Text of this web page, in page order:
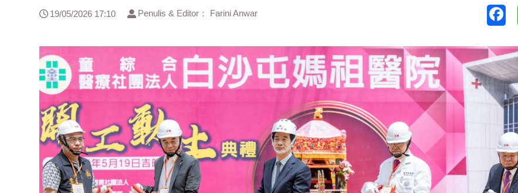
19/05/2026 17:10 Penulis & Editor： Farini Anwar